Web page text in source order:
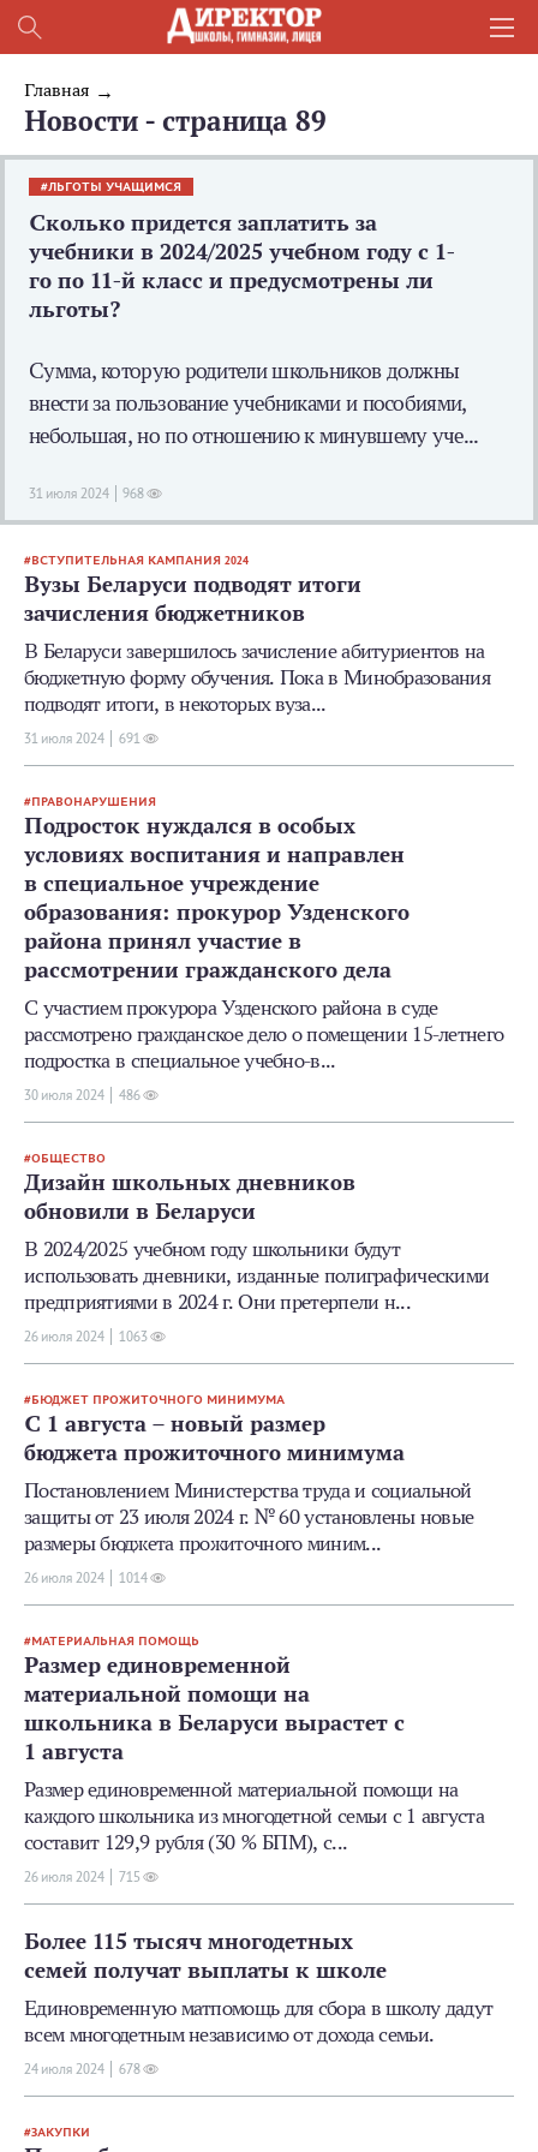
Главная
Новости - страница 89
ЛЬГОТЫ УЧАЩИМСЯ
Сколько придется заплатить за
учебники в 2024/2025 учебном году с 1-
го по 11-й класс и предусмотрены ли
льготы?
Сумма, которую родители школьников должны
внести за пользование учебниками и пособиями,
небольшая, но по отношению к минувшему уче...
31 июля 2024 968
ВСТУПИТЕЛЬНАЯ КАМПАНИЯ 2024
Вузы Беларуси подводят итоги
зачисления бюджетников
В Беларуси завершилось зачисление абитуриентов на
бюджетную форму обучения. Пока в Минобразования
подводят итоги, в некоторых вуза...
31 июля 2024 691
ПРАВОНАРУШЕНИЯ
Подросток нуждался в особых
условиях воспитания и направлен
в специальное учреждение
образования: прокурор Узденского
района принял участие в
рассмотрении гражданского дела
С участием прокурора Узденского района в суде
рассмотрено гражданское дело о помещении 15-летнего
подростка в специальное учебно-в...
30 июля 2024 486
ОБЩЕСТВО
Дизайн школьных дневников
обновили в Беларуси
В 2024/2025 учебном году школьники будут
использовать дневники, изданные полиграфическими
предприятиями в 2024 г. Они претерпели н...
26 июля 2024 1063
БЮДЖЕТ ПРОЖИТОЧНОГО МИНИМУМА
С 1 августа – новый размер
бюджета прожиточного минимума
Постановлением Министерства труда и социальной
защиты от 23 июля 2024 г. № 60 установлены новые
размеры бюджета прожиточного миним...
26 июля 2024 1014
МАТЕРИАЛЬНАЯ ПОМОЩЬ
Размер единовременной
материальной помощи на
школьника в Беларуси вырастет с
1 августа
Размер единовременной материальной помощи на
каждого школьника из многодетной семьи с 1 августа
составит 129,9 рубля (30 % БПМ), с...
26 июля 2024 715
Более 115 тысяч многодетных
семей получат выплаты к школе
Единовременную матпомощь для сбора в школу дадут
всем многодетным независимо от дохода семьи.
24 июля 2024 678
ЗАКУПКИ